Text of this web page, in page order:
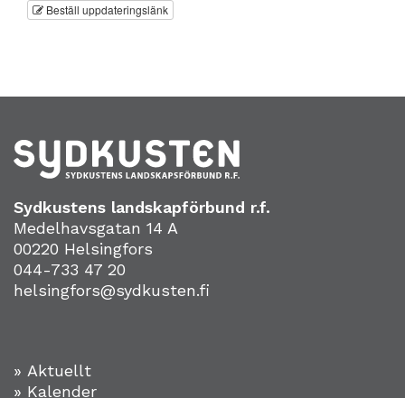
Beställ uppdateringslänk
Sydkustens landskapförbund r.f.
Medelhavsgatan 14 A
00220 Helsingfors
044-733 47 20
helsingfors@sydkusten.fi
» Aktuellt
» Kalender